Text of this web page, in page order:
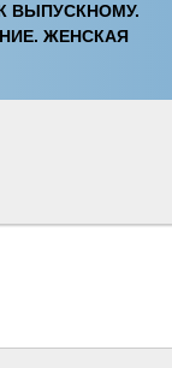
ВЫПУСКНОМУ.
ЖЕНСКАЯ